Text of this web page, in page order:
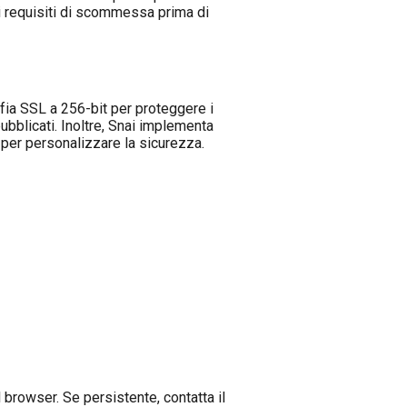
di scommessa prima di
SSL a 256-bit per proteggere i
Inoltre, Snai implementa
personalizzare la sicurezza.
Se persistente, contatta il